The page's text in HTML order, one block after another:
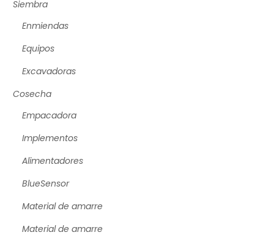
Siembra
Enmiendas
Equipos
Excavadoras
Cosecha
Empacadora
Implementos
Alimentadores
BlueSensor
Material de amarre
Material de amarre